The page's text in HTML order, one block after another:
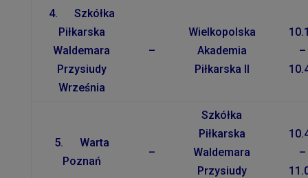
4. Szkółka
Piłkarska
Waldemara
Przysiudy
Września
–
Wielkopolska
Akademia
Piłkarska II
–
5. Warta
Poznań
–
Szkółka
Piłkarska
Waldemara
Przysiudy
–